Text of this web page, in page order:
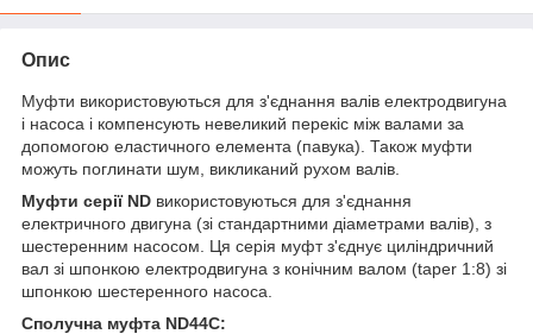
Опис
Муфти використовуються для з'єднання валів електродвигуна
і насоса і компенсують невеликий перекіс між валами за
допомогою еластичного елемента (павука). Також муфти
можуть поглинати шум, викликаний рухом валів.
Муфти серії ND використовуються для з'єднання
електричного двигуна (зі стандартними діаметрами валів), з
шестеренним насосом. Ця серія муфт з'єднує циліндричний
вал зі шпонкою електродвигуна з конічним валом (taper 1:8) зі
шпонкою шестеренного насоса.
Сполучна муфта ND44С: